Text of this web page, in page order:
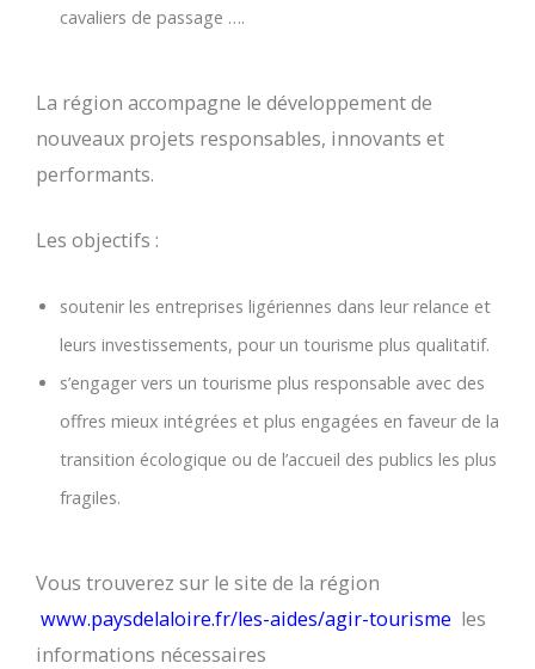
cavaliers de passage ….
La région accompagne le développement de
nouveaux projets responsables, innovants et
performants.
Les objectifs :
soutenir les entreprises ligériennes dans leur relance et
leurs investissements, pour un tourisme plus qualitatif.
s’engager vers un tourisme plus responsable avec des
offres mieux intégrées et plus engagées en faveur de la
transition écologique ou de l’accueil des publics les plus
fragiles.
Vous trouverez sur le site de la région
www.paysdelaloire.fr/les-aides/agir-tourisme les
informations nécessaires